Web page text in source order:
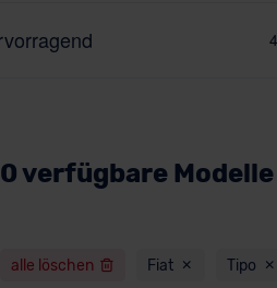
0 verfügbare
alle löschen Fiat Tipo